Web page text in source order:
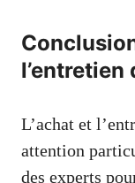
l’entretien
L’achat et
attention
des experts